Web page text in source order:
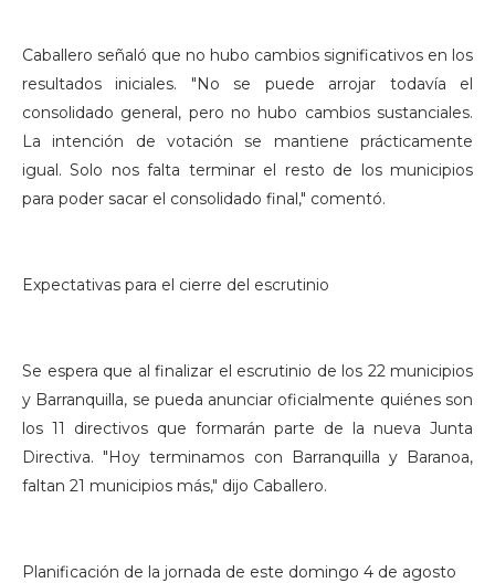
Caballero señaló que no hubo cambios significativos en los
resultados iniciales. "No se puede arrojar todavía el
consolidado general, pero no hubo cambios sustanciales.
La intención de votación se mantiene prácticamente
igual. Solo nos falta terminar el resto de los municipios
para poder sacar el consolidado final," comentó.
Expectativas para el cierre del escrutinio
Se espera que al finalizar el escrutinio de los 22 municipios
y Barranquilla, se pueda anunciar oficialmente quiénes son
los 11 directivos que formarán parte de la nueva Junta
Directiva. "Hoy terminamos con Barranquilla y Baranoa,
faltan 21 municipios más," dijo Caballero.
Planificación de la jornada de este domingo 4 de agosto